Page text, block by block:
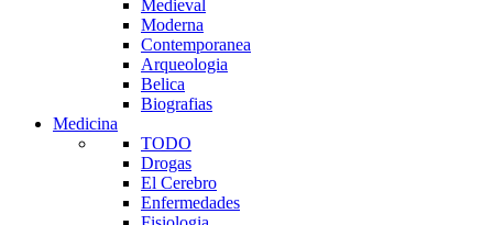
Medieval
Moderna
Contemporanea
Arqueologia
Belica
Biografias
Medicina
TODO
Drogas
El Cerebro
Enfermedades